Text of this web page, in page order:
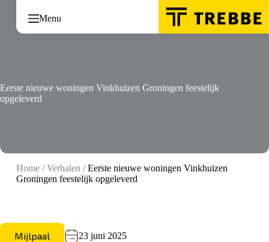
inhoud
Menu
Eerste nieuwe woningen Vinkhuizen Groningen feestelijk
opgeleverd
Home/Verhalen /Eerste nieuwe woningen Vinkhuizen
Groningen feestelijk opgeleverd
Mijlpaal 23 juni 2025